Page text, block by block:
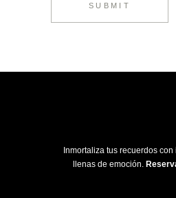
SUBMIT
Inmortaliza tus recuerdos
llenas de emoción.